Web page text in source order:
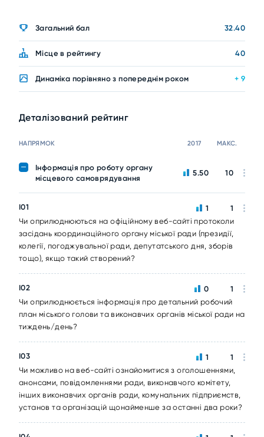
Загальний бал 32.40
Місце в рейтингу 40
Динаміка порівняно з попереднім роком + 9
Деталізований рейтинг
НАПРЯМОК 2017 МАКС.
Інформація про роботу органу
місцевого самоврядування
5.50 10
I01
Чи оприлюднюються на офіційному веб-сайті протоколи
засідань координаційного органу міської ради (президії,
колегії, погоджувальної ради, депутатського дня, зборів
тощо), якщо такий створений?
1 1
I02
Чи оприлюднюється інформація про детальний робочий
план міського голови та виконавчих органів міської ради на
тиждень/день?
0 1
I03
Чи можливо на веб-сайті ознайомитися з оголошеннями,
анонсами, повідомленнями ради, виконавчого комітету,
інших виконавчих органів ради, комунальних підприємств,
установ та організацій щонайменше за останні два роки?
1 1